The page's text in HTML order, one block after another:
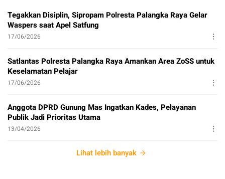
Tegakkan Disiplin, Sipropam Polresta Palangka Raya Gelar
Waspers saat Apel Satfung
17/06/2026
Satlantas Polresta Palangka Raya Amankan Area ZoSS untuk
Keselamatan Pelajar
17/06/2026
Anggota DPRD Gunung Mas Ingatkan Kades, Pelayanan
Publik Jadi Prioritas Utama
13/04/2026
Lihat lebih banyak